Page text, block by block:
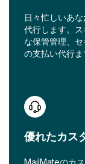
日々忙しいあ
代行します。
な保管管理、
の支払い代行ま
優れたカス